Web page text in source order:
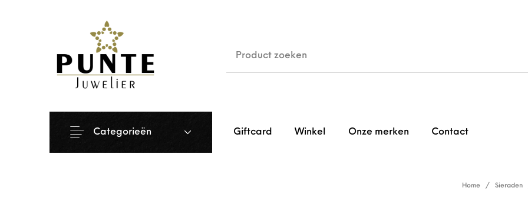
Giftcard Winkel Onze merken Contact
Categorieën
Home / Sieraden